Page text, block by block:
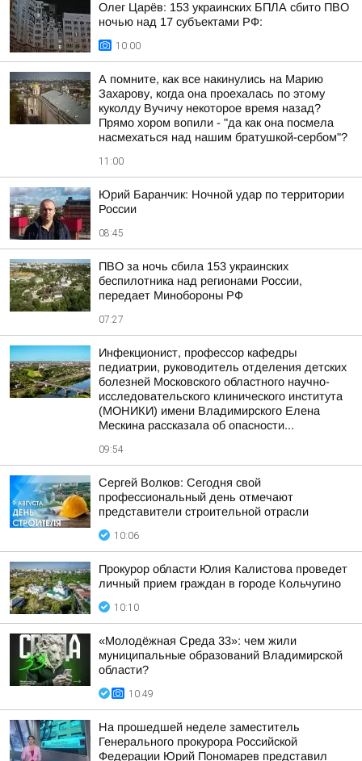
Олег Царёв: 153 украинских БПЛА сбито ПВО
ночью над 17 субъектами РФ:
10:00
А помните, как все накинулись на Марию
Захарову, когда она проехалась по этому
куколду Вучичу некоторое время назад?
Прямо хором вопили - "да как она посмела
насмехаться над нашим братушкой-сербом"?
11:00
Юрий Баранчик: Ночной удар по территории
России
08:45
ПВО за ночь сбила 153 украинских
беспилотника над регионами России,
передает Минобороны РФ
07:27
Инфекционист, профессор кафедры
педиатрии, руководитель отделения детских
болезней Московского областного научно-
исследовательского клинического института
(МОНИКИ) имени Владимирского Елена
Мескина рассказала об опасности...
09:54
Сергей Волков: Сегодня свой
профессиональный день отмечают
представители строительной отрасли
10:06
Прокурор области Юлия Калистова проведет
личный прием граждан в городе Кольчугино
10:10
«Молодёжная Среда 33»: чем жили
муниципальные образований Владимирской
области?
10:49
На прошедшей неделе заместитель
Генерального прокурора Российской
Федерации Юрий Пономарев представил